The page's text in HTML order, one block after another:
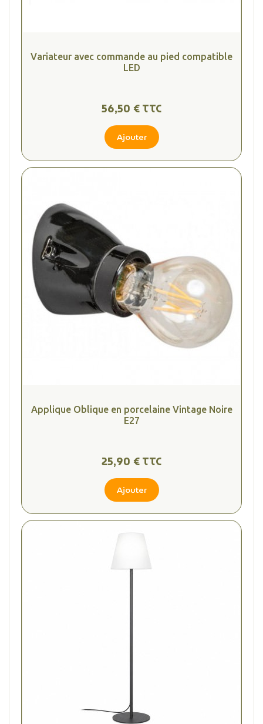
Variateur avec commande au pied compatible
LED
56,50 € TTC
Ajouter
Applique Oblique en porcelaine Vintage Noire
E27
25,90 € TTC
Ajouter